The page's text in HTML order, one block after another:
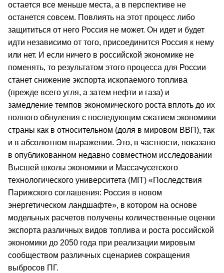
остается все меньше места, а в перспективе не
останется совсем. Повлиять на этот процесс либо
защититься от него Россия не может. Он идет и будет
идти независимо от того, присоединится Россия к нему
или нет. И если ничего в российской экономике не
поменять, то результатом этого процесса для России
станет снижение экспорта ископаемого топлива
(прежде всего угля, а затем нефти и газа) и
замедление темпов экономического роста вплоть до их
полного обнуления с последующим сжатием экономики
страны как в относительном (доля в мировом ВВП), так
и в абсолютном выражении. Это, в частности, показано
в опубликованном недавно совместном исследовании
Высшей школы экономики и Массачусетского
технологического университета (MIT) «Последствия
Парижского соглашения: Россия в новом
энергетическом ландшафте», в котором на основе
модельных расчетов получены количественные оценки
экспорта различных видов топлива и роста российской
экономики до 2050 года при реализации мировым
сообществом различных сценариев сокращения
выбросов ПГ.